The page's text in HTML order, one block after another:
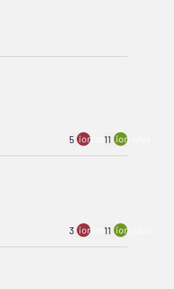
5 ion:minus
11 ion:plus
3 ion:minus
11 ion:plus